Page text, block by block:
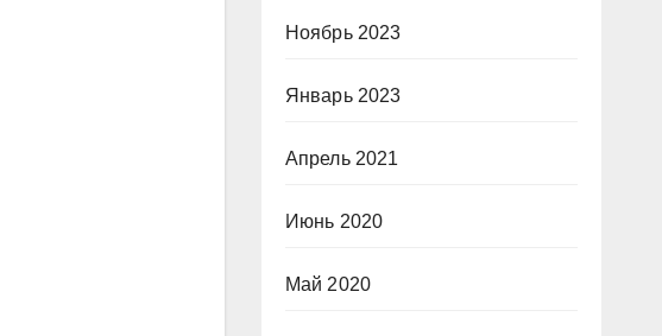
Ноябрь 2023
Январь 2023
Апрель 2021
Июнь 2020
Май 2020